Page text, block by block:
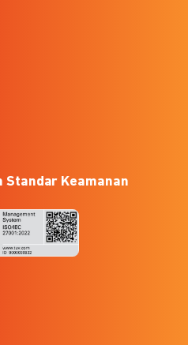
Standar Keamanan